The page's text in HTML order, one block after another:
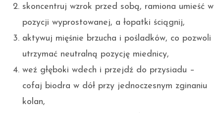
skoncentruj wzrok przed sobą, ramiona umieść w
pozycji wyprostowanej, a łopatki ściągnij,
aktywuj mięśnie brzucha i pośladków, co pozwoli
utrzymać neutralną pozycję miednicy,
weź głęboki wdech i przejdź do przysiadu –
cofaj biodra w dół przy jednoczesnym zginaniu
kolan,